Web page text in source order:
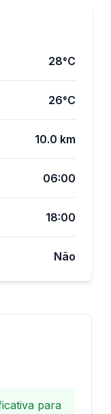
28°C
26°C
10.0 km
06:00
18:00
Não
para